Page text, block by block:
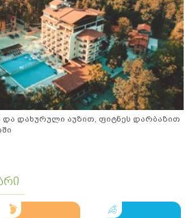
და დახურული აუზით, ფიტნეს დარბაზით